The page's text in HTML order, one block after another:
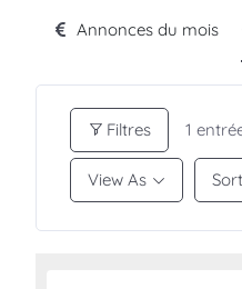
Annonces du mois
Filtres 1
View As